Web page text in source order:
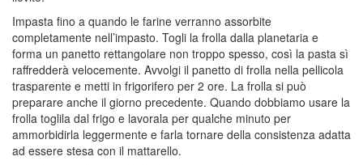
Impasta fino a quando le farine verranno assorbite
completamente nell’impasto. Togli la frolla dalla planetaria e
forma un panetto rettangolare non troppo spesso, così la pasta sì
raffredderà velocemente. Avvolgi il panetto di frolla nella pellicola
trasparente e metti in frigorifero per 2 ore. La frolla si può
preparare anche il giorno precedente. Quando dobbiamo usare la
frolla toglila dal frigo e lavorala per qualche minuto per
ammorbidirla leggermente e farla tornare della consistenza adatta
ad essere stesa con il mattarello.